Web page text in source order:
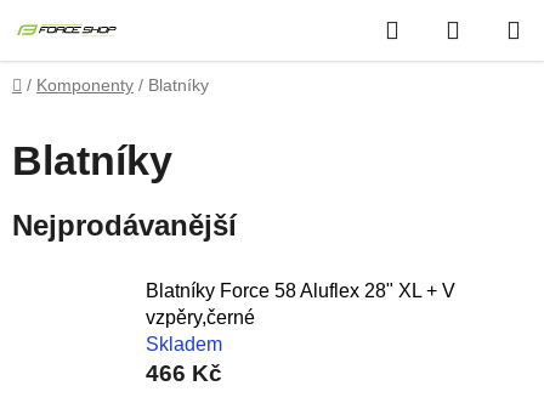
na
obsah
Hledat
KOŠÍK
Domů
/ Komponenty / Blatníky
Blatníky
Nejprodávanější
Blatníky Force 58 Aluflex 28" XL + V
vzpěry,černé
Skladem
466 Kč